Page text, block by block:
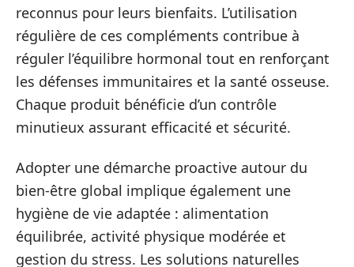
reconnus pour leurs bienfaits. L’utilisation
régulière de ces compléments contribue à
réguler l’équilibre hormonal tout en renforçant
les défenses immunitaires et la santé osseuse.
Chaque produit bénéficie d’un contrôle
minutieux assurant efficacité et sécurité.
Adopter une démarche proactive autour du
bien-être global implique également une
hygiène de vie adaptée : alimentation
équilibrée, activité physique modérée et
gestion du stress. Les solutions naturelles